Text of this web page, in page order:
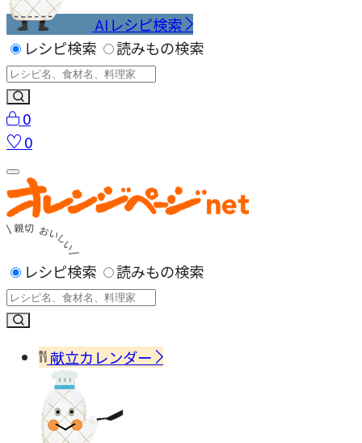
AIレシピ検索
レシピ検索
読みもの検索
0
0
レシピ検索 読みもの検索
献立カレンダー